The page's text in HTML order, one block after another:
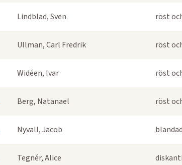
Lindblad, Sven röst
Ullman, Carl Fredrik röst
Widéen, Ivar röst
Berg, Natanael röst
Nyvall, Jacob
Tegnér, Alice